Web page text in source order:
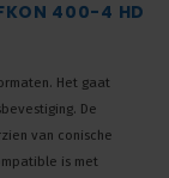
Het gaat
De
van conische
is met